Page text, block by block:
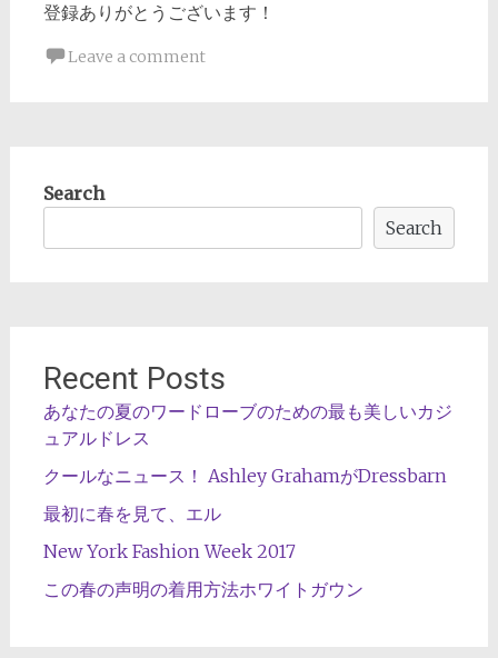
登録ありがとうございます！
Leave a comment
Search
Search
Recent Posts
あなたの夏のワードローブのための最も美しいカジ
ュアルドレス
クールなニュース！ Ashley GrahamがDressbarn
最初に春を見て、エル
New York Fashion Week 2017
この春の声明の着用方法ホワイトガウン